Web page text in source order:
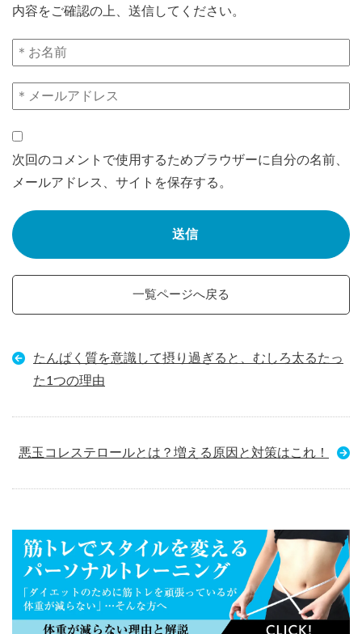
内容をご確認の上、送信してください。
次回のコメントで使用するためブラウザーに自分の名前、
メールアドレス、サイトを保存する。
一覧ページへ戻る
たんぱく質を意識して摂り過ぎると、むしろ太るたっ
た1つの理由
悪玉コレステロールとは？増える原因と対策はこれ！